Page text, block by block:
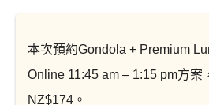
本次預約Gondola + Premium
Online 11:45 am – 1:15 pm方案
NZ$174。